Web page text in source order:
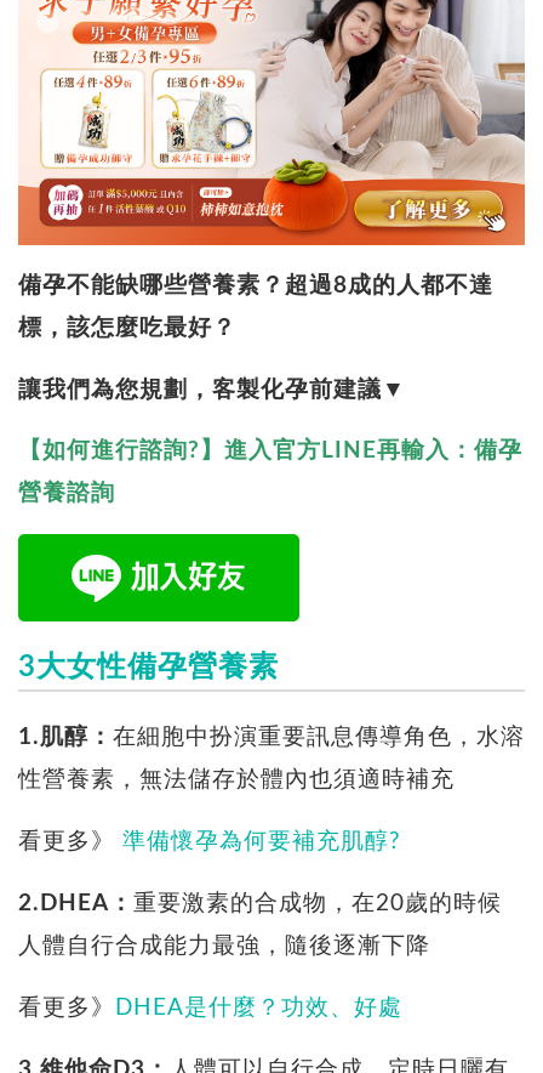
備孕不能缺哪些營養素 ？超過8成的人都不達
標，該怎麼吃最好？
讓我們為您規劃，客製化孕前建議▼
【如何進行諮詢?】進入官方 LINE再輸入：備孕
營養諮詢
3大女性備孕營養素
1.肌醇： 在細胞中扮演重要訊息傳導角色，水溶
性營養素，無法儲存於體內也須適時補充
看更多》 準備懷孕為何要補充肌醇?
2.DHEA： 重要激素的合成物，在20歲的時候
人體自行合成能力最強，隨後逐漸下降
看更多》 DHEA是什麼？功效、好處